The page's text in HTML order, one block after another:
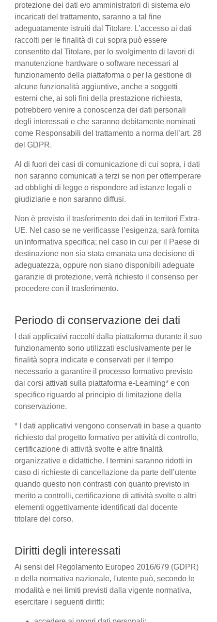
protezione dei dati e/o amministratori di sistema e/o
incaricati del trattamento, saranno a tal fine
adeguatamente istruiti dal Titolare. L’accesso ai dati
raccolti per le finalità di cui sopra può essere
consentito dal Titolare, per lo svolgimento di lavori di
manutenzione hardware o software necessari al
funzionamento della piattaforma o per la gestione di
alcune funzionalità aggiuntive, anche a soggetti
esterni che, ai soli fini della prestazione richiesta,
potrebbero venire a conoscenza dei dati personali
degli interessati e che saranno debitamente nominati
come Responsabili del trattamento a norma dell’art. 28
del GDPR.
Al di fuori dei casi di comunicazione di cui sopra, i dati
non saranno comunicati a terzi se non per ottemperare
ad obblighi di legge o rispondere ad istanze legali e
giudiziarie e non saranno diffusi.
Non è previsto il trasferimento dei dati in territori Extra-
UE. Nel caso se ne verificasse l’esigenza, sarà fornita
un'informativa specifica; nel caso in cui per il Paese di
destinazione non sia stata emanata una decisione di
adeguatezza, oppure non siano disponibili adeguate
garanzie di protezione, verrà richiesto il consenso per
procedere con il trasferimento.
Periodo di conservazione dei dati
I dati applicativi raccolti dalla piattaforma durante il suo
funzionamento sono utilizzati esclusivamente per le
finalità sopra indicate e conservati per il tempo
necessario a garantire il processo formativo previsto
dai corsi attivati sulla piattaforma e-Learning* e con
specifico riguardo al principio di limitazione della
conservazione.
* I dati applicativi vengono conservati in base a quanto
richiesto dal progetto formativo per attività di controllo,
certificazione di attività svolte e altre finalità
organizzative e didattiche. I termini saranno ridotti in
caso di richieste di cancellazione da parte dell’utente
quando questo non contrasti con quanto previsto in
merito a controlli, certificazione di attività svolte o altri
elementi oggettivamente identificati dal docente
titolare del corso.
Diritti degli interessati
Ai sensi del Regolamento Europeo 2016/679 (GDPR)
e della normativa nazionale, l'utente può, secondo le
modalità e nei limiti previsti dalla vigente normativa,
esercitare i seguenti diritti: